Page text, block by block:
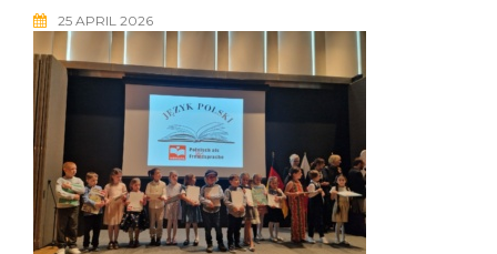
25 APRIL 2026